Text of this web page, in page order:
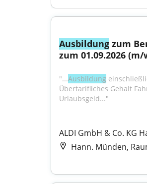
Ausbildung zum
zum 01.09.2026
"...Ausbildung
Übertarifliches Gehalt
Urlaubsgeld..."
ALDI GmbH & Co. KG
Hann. Münden,